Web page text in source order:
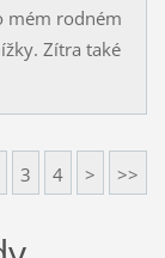
mém rodném
Zítra také
3 4 > >>